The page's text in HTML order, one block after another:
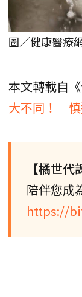
圖／健康醫療
本文轉載自
大不同！ 慎
【橘世代
陪伴您成
https://